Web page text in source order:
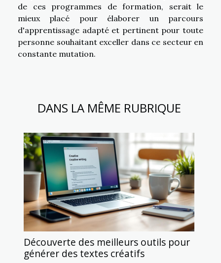
de ces programmes de formation, serait le
mieux placé pour élaborer un parcours
d'apprentissage adapté et pertinent pour toute
personne souhaitant exceller dans ce secteur en
constante mutation.
DANS LA MÊME RUBRIQUE
Découverte des meilleurs outils pour
générer des textes créatifs